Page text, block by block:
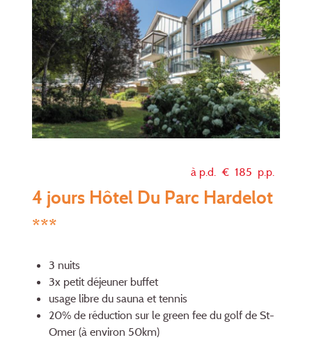
à p.d. € 185 p.p.
4 jours Hôtel Du Parc Hardelot
***
3 nuits
3x petit déjeuner buffet
usage libre du sauna et tennis
20% de réduction sur le green fee du golf de St-
Omer (à environ 50km)